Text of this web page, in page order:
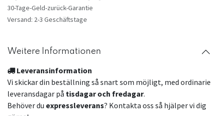
30-Tage-Geld-zurück-Garantie
Versand: 2-3 Geschäftstage
Weitere Informationen
Leveransinformation
Vi skickar din beställning så snart som möjligt, med ordinarie
leveransdagar på tisdagar och fredagar.
Behöver du expressleverans? Kontakta oss så hjälper vi dig